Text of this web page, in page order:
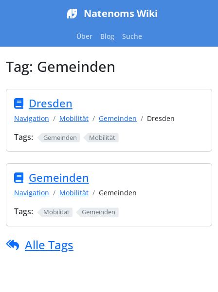
Natenoms Wiki
Über Blog Suche
Tag: Gemeinden
Dresden
Navigation Mobilität Gemeinden Dresden
Tags: Gemeinden Mobilität
Gemeinden
Navigation Mobilität Gemeinden
Tags: Mobilität Gemeinden
Alle Tags